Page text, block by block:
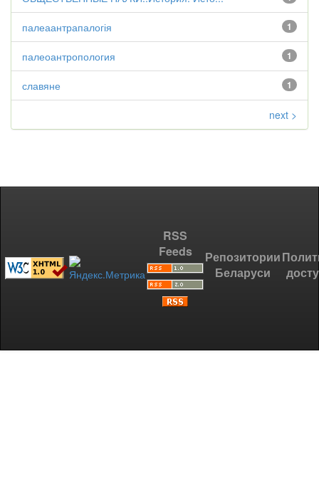
1
палеаантрапалогія
1
палеоантропология
1
славяне
next >
RSS
Feeds
Репозитории
Беларуси